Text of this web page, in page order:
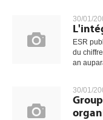
30/01/
ESR
du
an
30/01/